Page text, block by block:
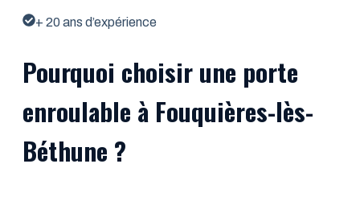
+ 20 ans d’expérience
Pourquoi choisir une porte
enroulable à Fouquières-lès-
Béthune ?